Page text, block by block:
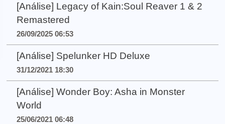
[Análise] Legacy of Kain:Soul Reaver 1 & 2
Remastered
26/09/2025 06:53
[Análise] Spelunker HD Deluxe
31/12/2021 18:30
[Análise] Wonder Boy: Asha in Monster
World
25/06/2021 06:48